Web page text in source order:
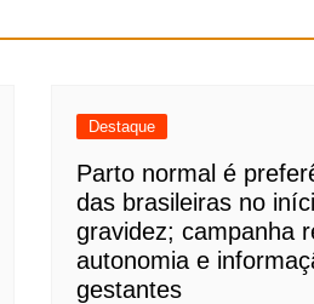
Destaque
Parto normal é
das brasileiras no
gravidez; campanha
autonomia e
gestantes